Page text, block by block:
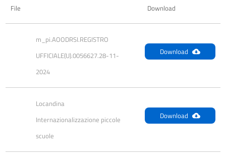
File Download
m_pi.AOODRSI.REGISTRO
UFFICIALE(U).0056627.28-11-
2024
Download
Locandina
Internazionalizzazione piccole
scuole
Download